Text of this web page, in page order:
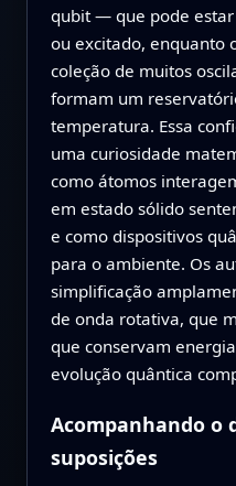
qubit — que pode
ou excitado, enquanto
coleção de muitos
formam um
temperatura. Essa
uma curiosidade
como átomos
em estado sólido
e como dispositivos
para o ambiente. Os
simplificação
de onda rotativa, que
que conservam
evolução quântica
Acompanhando o
suposições